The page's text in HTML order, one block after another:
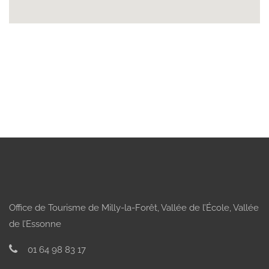
Office de Tourisme de Milly-la-Forêt, Vallée de l’École, Vallée
de l’Essonne
01 64 98 83 17